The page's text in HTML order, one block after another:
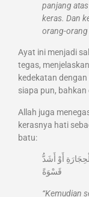
panjang
keras. Dan
orang-orang
Ayat ini menjadi
tegas,
kedekatan
siapa pun,
Allah juga
kerasnya hati
batu:
أَوْ أَشَدُّ
قَسْوَةً
“Kemudian